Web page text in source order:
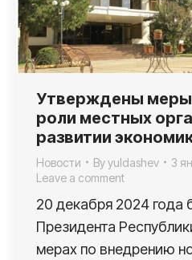
Утверждены
роли местных
развитии
Новости Byyuldashev
3
Leave a comment
20 декабря 2024 года
Президента
мерах по внедрению